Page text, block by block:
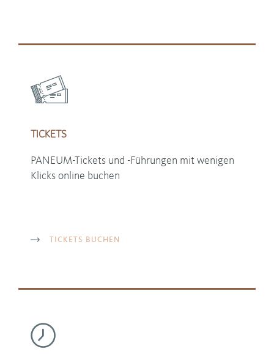
TICKETS
PANEUM-Tickets und -Führungen mit wenigen
Klicks online buchen
TICKETS BUCHEN